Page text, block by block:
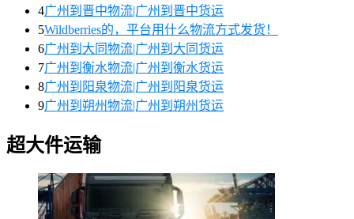
4广州到晋中物流|广州到晋中货运
5Wildberries的，平台用什么物流方式发货！
6广州到大同物流|广州到大同货运
7广州到衡水物流|广州到衡水货运
8广州到阳泉物流|广州到阳泉货运
9广州到朔州物流|广州到朔州货运
超大件运输